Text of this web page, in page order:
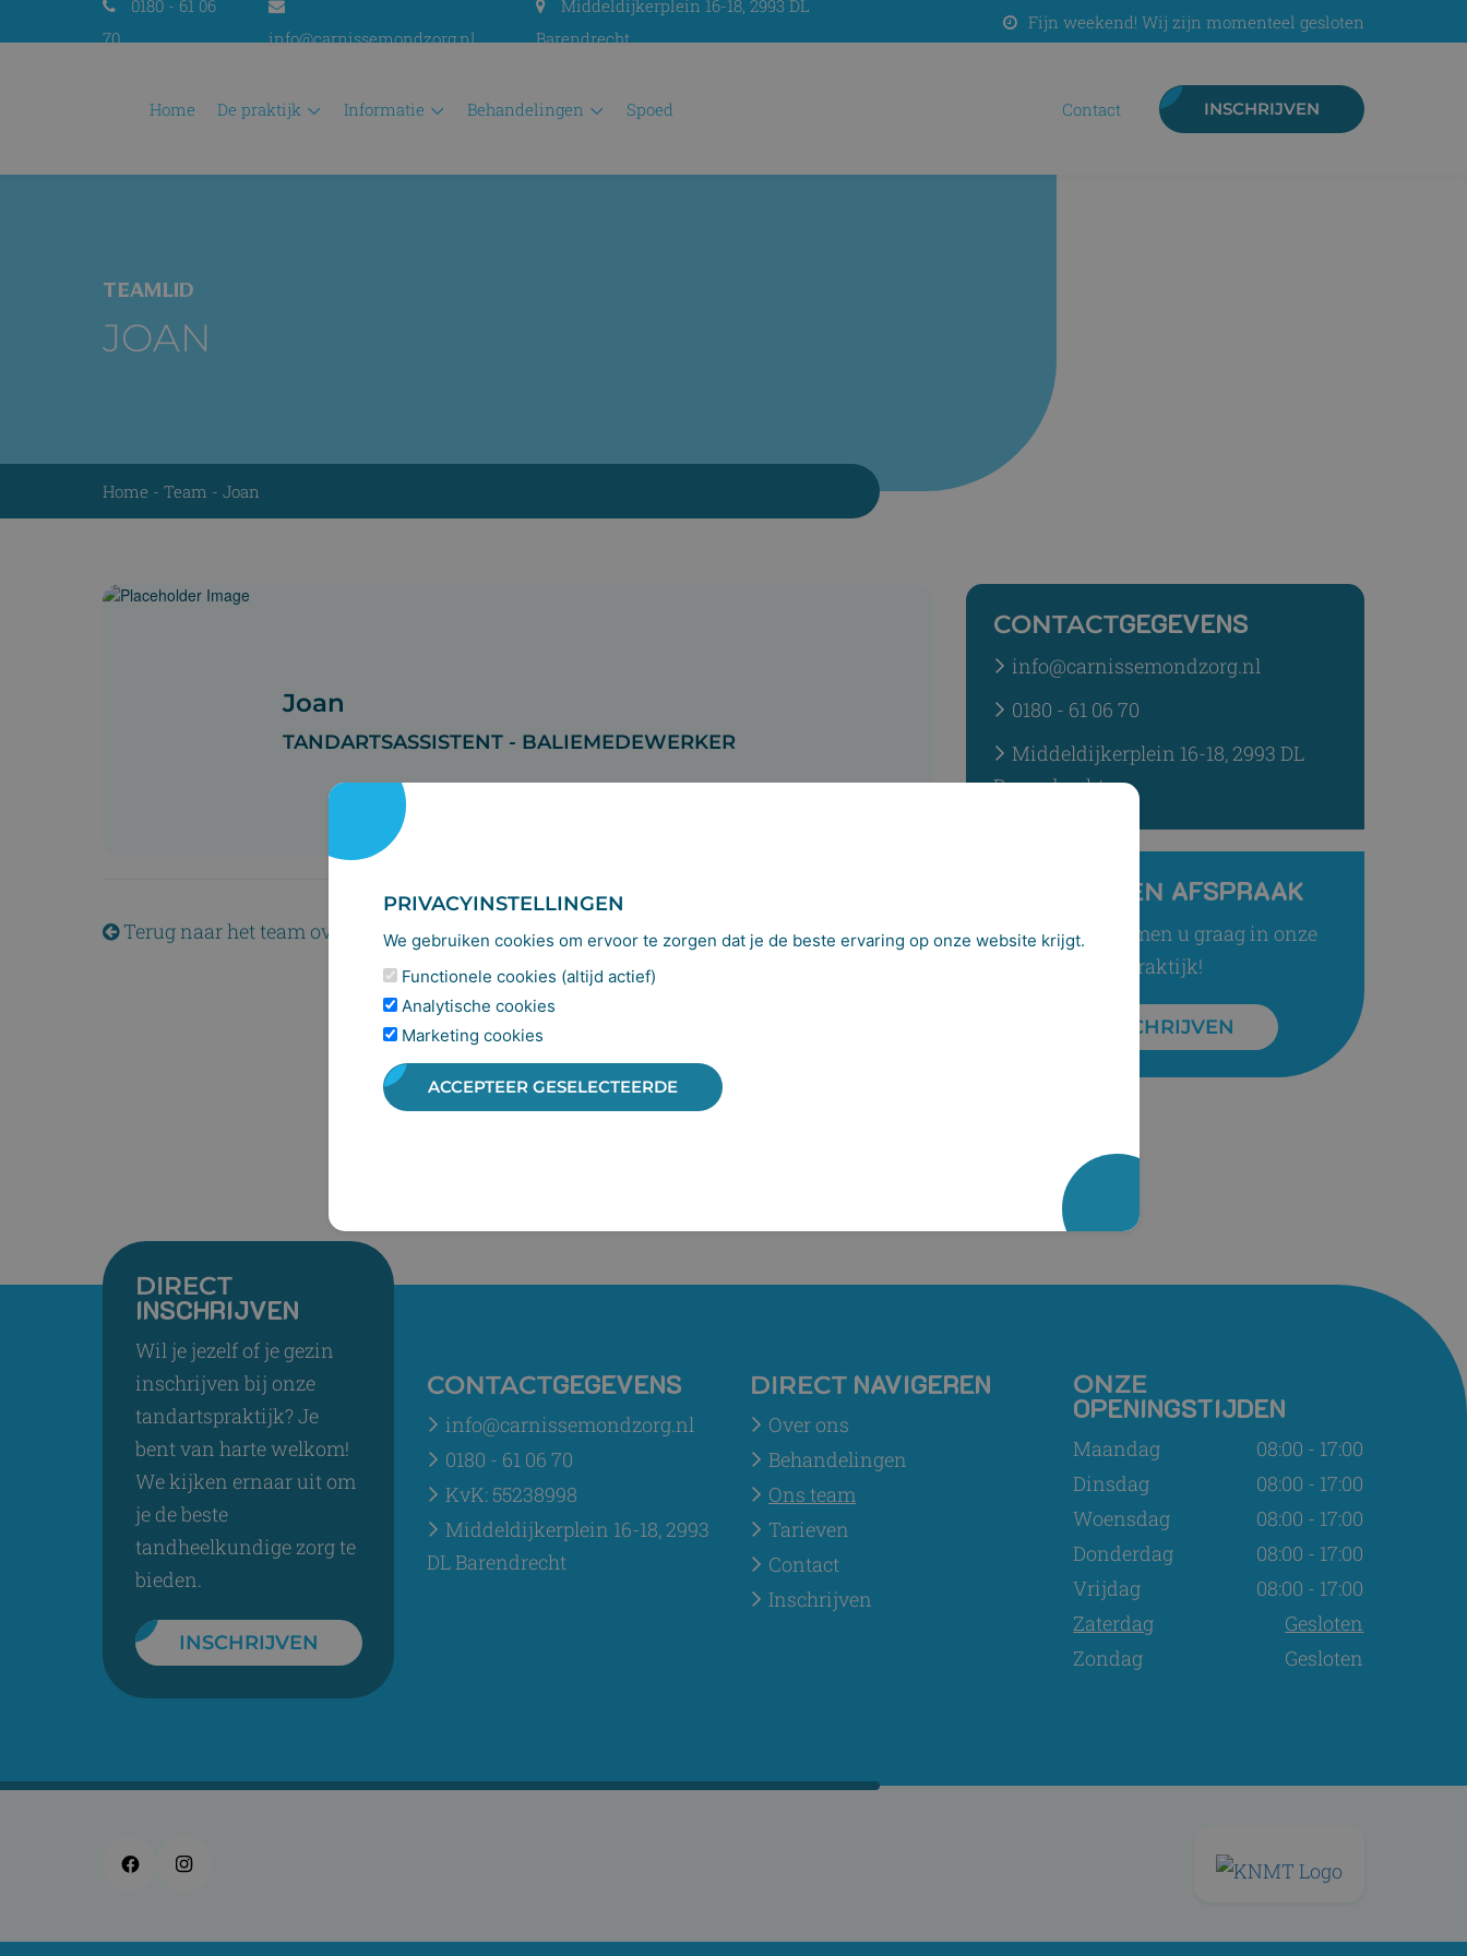
0180 - 61 06
70
info@carnissemondzorg.nl
Middeldijkerplein 16-18, 2993 DL
Barendrecht
Fijn weekend! Wij zijn momenteel gesloten
home de praktijk informatie behandelingen spoed contact INSCHRIJVEN
TEAMLID
JOAN
Home -Team -Joan
Joan
TANDARTSASSISTENT - BALIEMEDEWERKER
Terug naar het team overzicht
CONTACTGEGEVENS
info@carnissemondzorg.nl
0180 - 61 06 70
Middeldijkerplein 16-18, 2993 DL
Barendrecht
MAAK EEN AFSPRAAK
Wij verwelkomen u graag in onze
praktijk!
INSCHRIJVEN
DIRECT
INSCHRIJVEN
Wil je jezelf of je gezin
inschrijven bij onze
tandartspraktijk? Je
bent van harte welkom!
We kijken ernaar uit om
je de beste
tandheelkundige zorg te
bieden.
INSCHRIJVEN
CONTACTGEGEVENS
info@carnissemondzorg.nl
0180 - 61 06 70
KvK: 55238998
Middeldijkerplein 16-18, 2993
DL Barendrecht
DIRECT NAVIGEREN
Over ons
Behandelingen
Ons team
Tarieven
Contact
Inschrijven
ONZE
OPENINGSTIJDEN
Maandag
08:00 - 17:00
Dinsdag
08:00 - 17:00
Woensdag
08:00 - 17:00
Donderdag
08:00 - 17:00
Vrijdag
08:00 - 17:00
Zaterdag
Gesloten
Zondag
Gesloten
PRIVACYINSTELLINGEN
We gebruiken cookies om ervoor te zorgen dat je de beste ervaring op onze website krijgt.
Functionele cookies (altijd actief)
Analytische cookies
Marketing cookies
ACCEPTEER GESELECTEERDE